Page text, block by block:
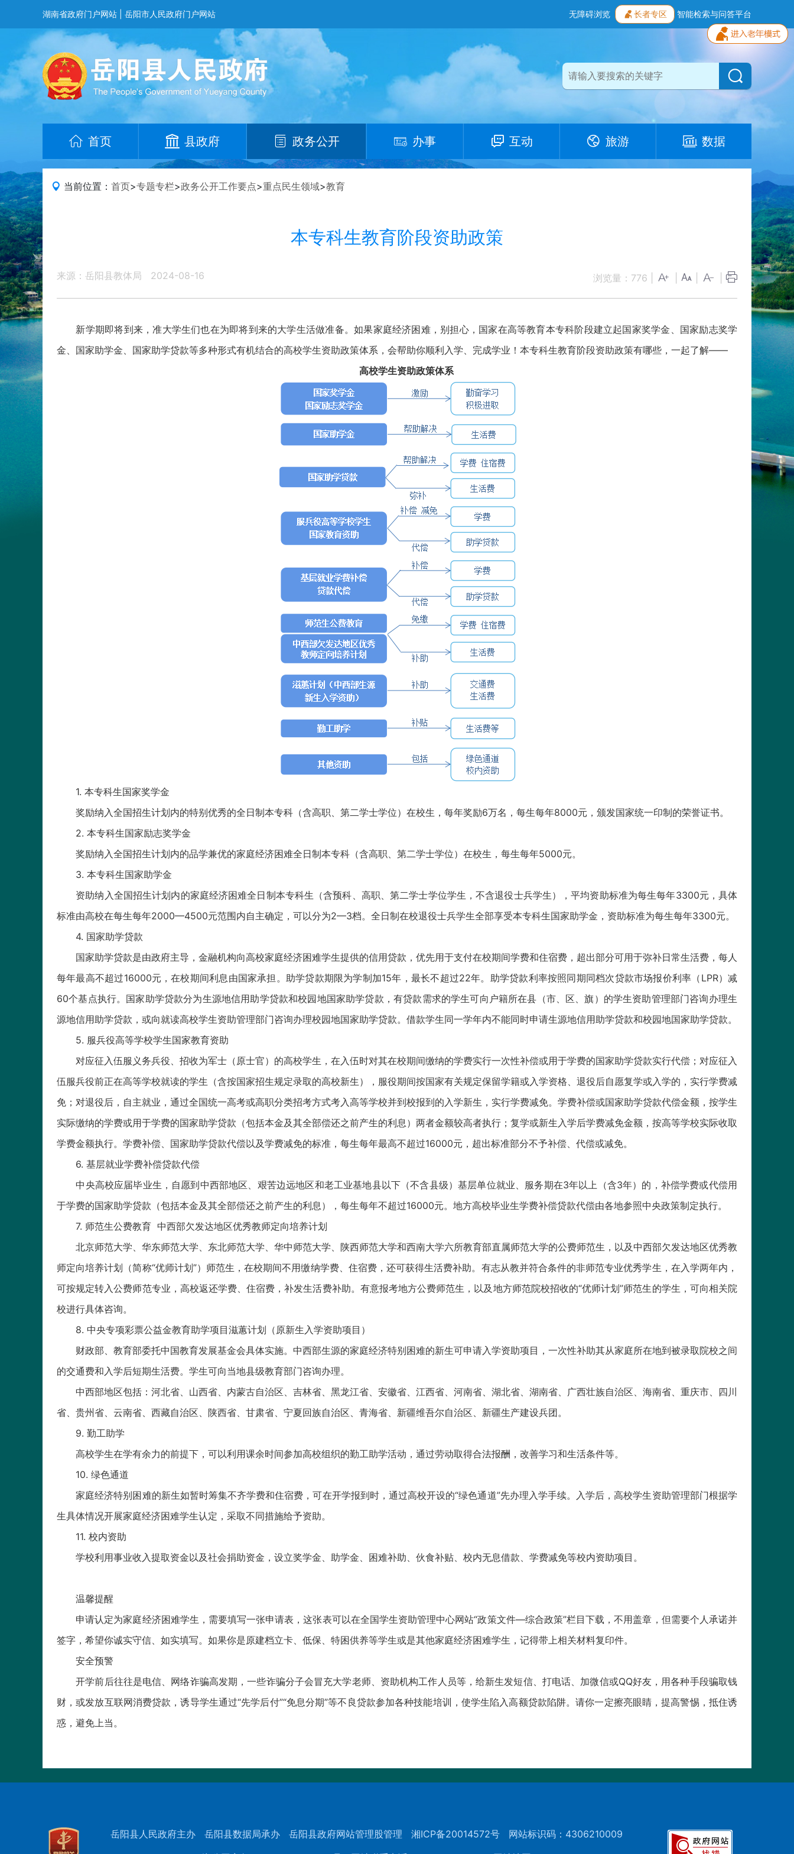
湖南省政府门户网站 岳阳市人民政府门户网站 无障碍浏览 长者专区 智能检索与问答平台
首页 县政府 政务公开 办事 互动 旅游 数据
当前位置： 首页>专题专栏>政务公开工作要点>重点民生领域>教育
本专科生教育阶段资助政策
来源：岳阳县教体局 2024-08-16 浏览量： 776
新学期即将到来，准大学生们也在为即将到来的大学生活做准备。如果家庭经济困难，别担心，国家在高等教育本专科阶段建立起国家奖学金、国家励志奖学
金、国家助学金、国家助学贷款等多种形式有机结合的高校学生资助政策体系，会帮助你顺利入学、完成学业！本专科生教育阶段资助政策有哪些，一起了解——
高校学生资助政策体系
1. 本专科生国家奖学金
奖励纳入全国招生计划内的特别优秀的全日制本专科（含高职、第二学士学位）在校生，每年奖励6万名，每生每年8000元，颁发国家统一印制的荣誉证书。
2. 本专科生国家励志奖学金
奖励纳入全国招生计划内的品学兼优的家庭经济困难全日制本专科（含高职、第二学士学位）在校生，每生每年5000元。
3. 本专科生国家助学金
资助纳入全国招生计划内的家庭经济困难全日制本专科生（含预科、高职、第二学士学位学生，不含退役士兵学生），平均资助标准为每生每年3300元，具体
标准由高校在每生每年2000—4500元范围内自主确定，可以分为2—3档。全日制在校退役士兵学生全部享受本专科生国家助学金，资助标准为每生每年3300元。
4. 国家助学贷款
国家助学贷款是由政府主导，金融机构向高校家庭经济困难学生提供的信用贷款，优先用于支付在校期间学费和住宿费，超出部分可用于弥补日常生活费，每人
每年最高不超过16000元，在校期间利息由国家承担。助学贷款期限为学制加15年，最长不超过22年。助学贷款利率按照同期同档次贷款市场报价利率（LPR）减
60个基点执行。国家助学贷款分为生源地信用助学贷款和校园地国家助学贷款，有贷款需求的学生可向户籍所在县（市、区、旗）的学生资助管理部门咨询办理生
源地信用助学贷款，或向就读高校学生资助管理部门咨询办理校园地国家助学贷款。借款学生同一学年内不能同时申请生源地信用助学贷款和校园地国家助学贷款。
5. 服兵役高等学校学生国家教育资助
对应征入伍服义务兵役、招收为军士（原士官）的高校学生，在入伍时对其在校期间缴纳的学费实行一次性补偿或用于学费的国家助学贷款实行代偿；对应征入
伍服兵役前正在高等学校就读的学生（含按国家招生规定录取的高校新生），服役期间按国家有关规定保留学籍或入学资格、退役后自愿复学或入学的，实行学费减
免；对退役后，自主就业，通过全国统一高考或高职分类招考方式考入高等学校并到校报到的入学新生，实行学费减免。学费补偿或国家助学贷款代偿金额，按学生
实际缴纳的学费或用于学费的国家助学贷款（包括本金及其全部偿还之前产生的利息）两者金额较高者执行；复学或新生入学后学费减免金额，按高等学校实际收取
学费金额执行。学费补偿、国家助学贷款代偿以及学费减免的标准，每生每年最高不超过16000元，超出标准部分不予补偿、代偿或减免。
6. 基层就业学费补偿贷款代偿
中央高校应届毕业生，自愿到中西部地区、艰苦边远地区和老工业基地县以下（不含县级）基层单位就业、服务期在3年以上（含3年）的，补偿学费或代偿用
于学费的国家助学贷款（包括本金及其全部偿还之前产生的利息），每生每年不超过16000元。地方高校毕业生学费补偿贷款代偿由各地参照中央政策制定执行。
7. 师范生公费教育 中西部欠发达地区优秀教师定向培养计划
北京师范大学、华东师范大学、东北师范大学、华中师范大学、陕西师范大学和西南大学六所教育部直属师范大学的公费师范生，以及中西部欠发达地区优秀教
师定向培养计划（简称“优师计划”）师范生，在校期间不用缴纳学费、住宿费，还可获得生活费补助。有志从教并符合条件的非师范专业优秀学生，在入学两年内，
可按规定转入公费师范专业，高校返还学费、住宿费，补发生活费补助。有意报考地方公费师范生，以及地方师范院校招收的“优师计划”师范生的学生，可向相关院
校进行具体咨询。
8. 中央专项彩票公益金教育助学项目滋蕙计划（原新生入学资助项目）
财政部、教育部委托中国教育发展基金会具体实施。中西部生源的家庭经济特别困难的新生可申请入学资助项目，一次性补助其从家庭所在地到被录取院校之间
的交通费和入学后短期生活费。学生可向当地县级教育部门咨询办理。
中西部地区包括：河北省、山西省、内蒙古自治区、吉林省、黑龙江省、安徽省、江西省、河南省、湖北省、湖南省、广西壮族自治区、海南省、重庆市、四川
省、贵州省、云南省、西藏自治区、陕西省、甘肃省、宁夏回族自治区、青海省、新疆维吾尔自治区、新疆生产建设兵团。
9. 勤工助学
高校学生在学有余力的前提下，可以利用课余时间参加高校组织的勤工助学活动，通过劳动取得合法报酬，改善学习和生活条件等。
10. 绿色通道
家庭经济特别困难的新生如暂时筹集不齐学费和住宿费，可在开学报到时，通过高校开设的“绿色通道”先办理入学手续。入学后，高校学生资助管理部门根据学
生具体情况开展家庭经济困难学生认定，采取不同措施给予资助。
11. 校内资助
学校利用事业收入提取资金以及社会捐助资金，设立奖学金、助学金、困难补助、伙食补贴、校内无息借款、学费减免等校内资助项目。
温馨提醒
申请认定为家庭经济困难学生，需要填写一张申请表，这张表可以在全国学生资助管理中心网站“政策文件—综合政策”栏目下载，不用盖章，但需要个人承诺并
签字，希望你诚实守信、如实填写。如果你是原建档立卡、低保、特困供养等学生或是其他家庭经济困难学生，记得带上相关材料复印件。
安全预警
开学前后往往是电信、网络诈骗高发期，一些诈骗分子会冒充大学老师、资助机构工作人员等，给新生发短信、打电话、加微信或QQ好友，用各种手段骗取钱
财，或发放互联网消费贷款，诱导学生通过“先学后付”“免息分期”等不良贷款参加各种技能培训，使学生陷入高额贷款陷阱。请你一定擦亮眼睛，提高警惕，抵住诱
惑，避免上当。
岳阳县人民政府主办 岳阳县数据局承办 岳阳县政府网站管理股管理 湘ICP备20014572号
网站标识码：4306210009